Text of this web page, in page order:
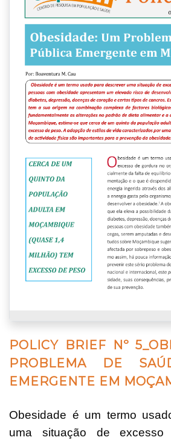
POLICY BRIEF Nº
PROBLEMA DE
EMERGENTE EM
Obesidade é um termo
uma situação de